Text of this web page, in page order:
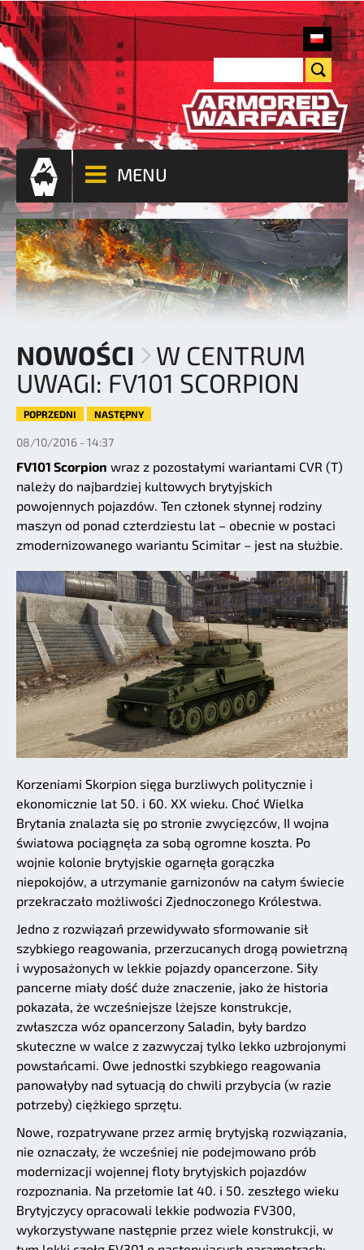
MENU
NOWOŚCI
W CENTRUM
UWAGI: FV101 SCORPION
POPRZEDNI NASTĘPNY
08/10/2016 - 14:37
FV101 Scorpion wraz z pozostałymi wariantami CVR (T)
należy do najbardziej kultowych brytyjskich
powojennych pojazdów. Ten członek słynnej rodziny
maszyn od ponad czterdziestu lat – obecnie w postaci
zmodernizowanego wariantu Scimitar – jest na służbie.
Korzeniami Skorpion sięga burzliwych politycznie i
ekonomicznie lat 50. i 60. XX wieku. Choć Wielka
Brytania znalazła się po stronie zwycięzców, II wojna
światowa pociągnęła za sobą ogromne koszta. Po
wojnie kolonie brytyjskie ogarnęła gorączka
niepokojów, a utrzymanie garnizonów na całym świecie
przekraczało możliwości Zjednoczonego Królestwa.
Jedno z rozwiązań przewidywało sformowanie sił
szybkiego reagowania, przerzucanych drogą powietrzną
i wyposażonych w lekkie pojazdy opancerzone. Siły
pancerne miały dość duże znaczenie, jako że historia
pokazała, że wcześniejsze lżejsze konstrukcje,
zwłaszcza wóz opancerzony Saladin, były bardzo
skuteczne w walce z zazwyczaj tylko lekko uzbrojonymi
powstańcami. Owe jednostki szybkiego reagowania
panowałyby nad sytuacją do chwili przybycia (w razie
potrzeby) ciężkiego sprzętu.
Nowe, rozpatrywane przez armię brytyjską rozwiązania,
nie oznaczały, że wcześniej nie podejmowano prób
modernizacji wojennej floty brytyjskich pojazdów
rozpoznania. Na przełomie lat 40. i 50. zeszłego wieku
Brytyjczycy opracowali lekkie podwozia FV300,
wykorzystywane następnie przez wiele konstrukcji, w